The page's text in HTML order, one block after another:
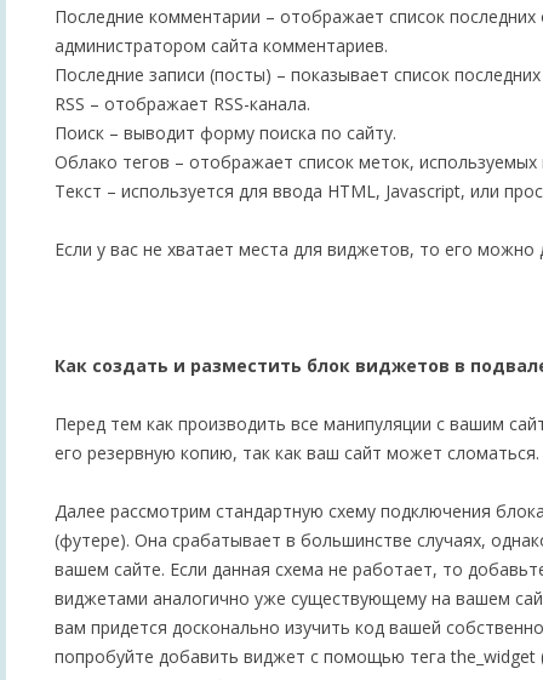
Последние комментарии – отображает список
администратором сайта комментариев.
Последние записи (посты) – показывает список
RSS – отображает RSS-канала.
Поиск – выводит форму поиска по сайту.
Облако тегов – отображает список меток, используемых
Текст – используется для ввода HTML, Javascript, или
Если у вас не хватает места для виджетов, то его можно
Как создать и разместить блок виджетов в
Перед тем как производить все манипуляции с вашим
его резервную копию, так как ваш сайт может сломаться.
Далее рассмотрим стандартную схему подключения
(футере). Она срабатывает в большинстве случаях,
вашем сайте. Если данная схема не работает, то
виджетами аналогично уже существующему на вашем
вам придется досконально изучить код вашей
попробуйте добавить виджет с помощью тега the_widget